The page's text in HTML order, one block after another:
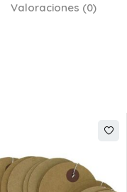
Valoraciones (0)